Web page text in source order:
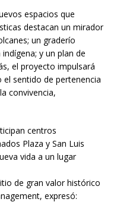
espacios que
destacan un mirador
un graderío
y un plan de
el proyecto impulsará
sentido de pertenencia
convivencia,
centros
Plaza y San Luis
vida a un lugar
de gran valor histórico
expresó: